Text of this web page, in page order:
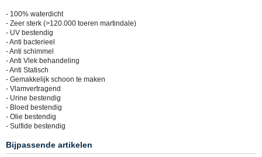
- 100% waterdicht
- Zeer sterk (>120.000 toeren martindale)
- UV bestendig
- Anti bacterieel
- Anti schimmel
- Anti Vlek behandeling
- Anti Statisch
- Gemakkelijk schoon te maken
- Vlamvertragend
- Urine bestendig
- Bloed bestendig
- Olie bestendig
- Sulfide bestendig
Bijpassende artikelen